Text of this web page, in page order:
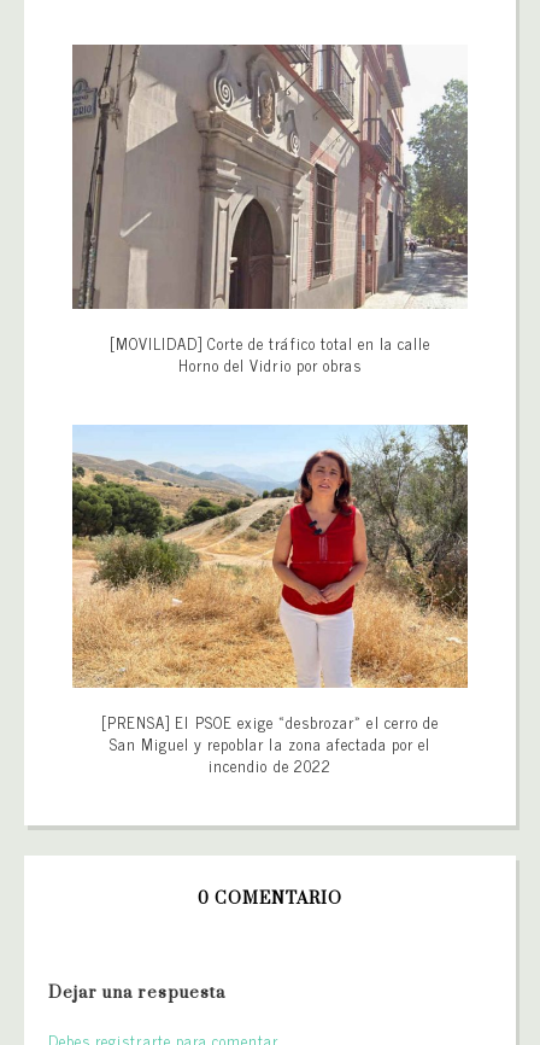
[MOVILIDAD] Corte de tráfico total en la calle
Horno del Vidrio por obras
[PRENSA] El PSOE exige «desbrozar» el cerro de
San Miguel y repoblar la zona afectada por el
incendio de 2022
0 COMENTARIO
Dejar una respuesta